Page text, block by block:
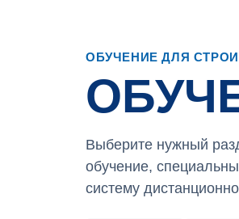
ОБУЧЕНИЕ ДЛЯ
Выберите нужный
обучение,
систему